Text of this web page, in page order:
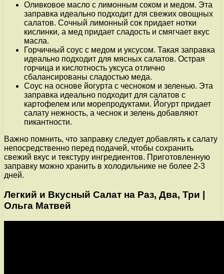
Оливковое масло с лимонным соком и медом. Эта
заправка идеально подходит для свежих овощных
салатов. Сочный лимонный сок придает нотки
кислинки, а мед придает сладость и смягчает вкус
масла.
Горчичный соус с медом и уксусом. Такая заправка
идеально подходит для мясных салатов. Острая
горчица и кислотность уксуса отлично
сбалансированы сладостью меда.
Соус на основе йогурта с чесноком и зеленью. Эта
заправка идеально подходит для салатов с
картофелем или морепродуктами. Йогурт придает
салату нежность, а чеснок и зелень добавляют
пикантности.
Важно помнить, что заправку следует добавлять к салату
непосредственно перед подачей, чтобы сохранить
свежий вкус и текстуру ингредиентов. Приготовленную
заправку можно хранить в холодильнике не более 2-3
дней.
Легкий и Вкусный Салат на Раз, Два, Три |
Ольга Матвей